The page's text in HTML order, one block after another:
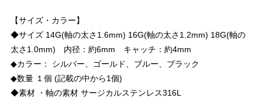
【サイズ・カラー】
◆サイズ 14G(軸の太さ1.6mm) 16G(軸の太さ1.2mm) 18G(軸の
太さ1.0mm) 内径：約6mm キャッチ：約4mm
◆カラー： シルバー、ゴールド、ブルー、ブラック
◆数量 １個 (記載の中から1個)
◆素材 ・軸の素材 サージカルステンレス316L